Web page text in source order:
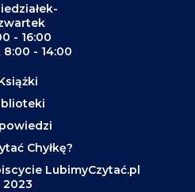
- 16:00
- 14:00
Chyłkę?
LubimyCzytać.pl
2023